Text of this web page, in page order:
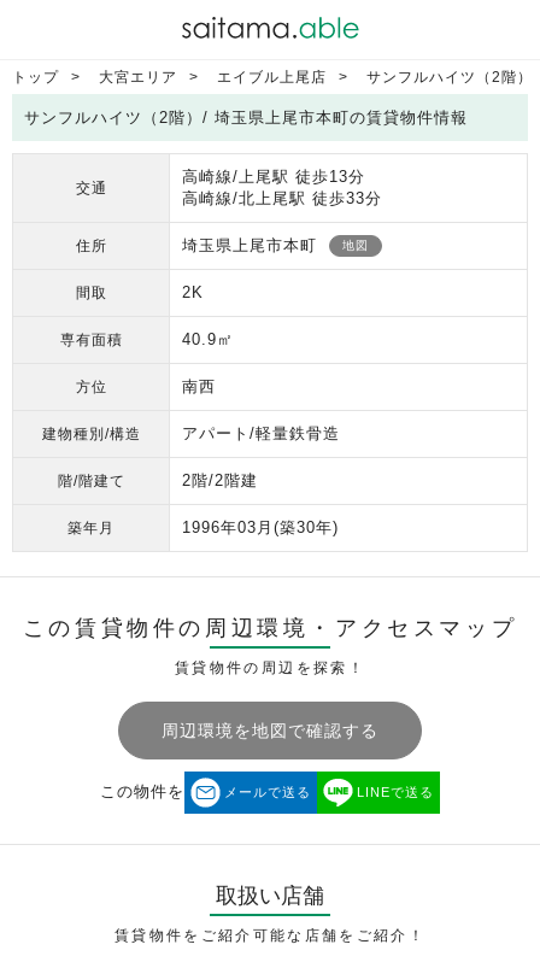
トップ 大宮エリア エイブル上尾店 サンフルハイツ（2階）
サンフルハイツ（2階）/ 埼玉県上尾市本町の賃貸物件情報
交通
高崎線/上尾駅 徒歩13分
高崎線/北上尾駅 徒歩33分
住所 埼玉県上尾市本町 地図
間取 2K
専有面積 40.9㎡
方位 南西
建物種別/構造 アパート/軽量鉄骨造
階/階建て 2階/2階建
築年月 1996年03月 (築30年)
この賃貸物件の周辺環境・ アクセスマップ
賃貸物件の周辺を探索！
周辺環境を地図で確認する
この物件を メールで送る LINEで送る
取扱い店舗
賃貸物件をご紹介可能な店舗をご紹介！